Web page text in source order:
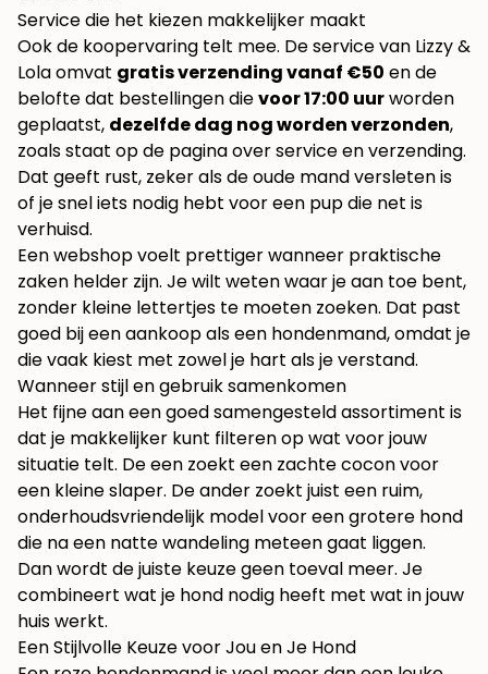
Service die het kiezen makkelijker maakt
Ook de koopervaring telt mee. De service van Lizzy &
Lola omvat gratis verzending vanaf €50 en de
belofte dat bestellingen dievoor 17:00 uurworden
geplaatst, dezelfde dag nog worden verzonden,
zoals staat op de pagina overservice en verzending.
Dat geeft rust, zeker als de oude mand versleten is
of je snel iets nodig hebt voor een pup die net is
verhuisd.
Een webshop voelt prettiger wanneer praktische
zaken helder zijn. Je wilt weten waar je aan toe bent,
zonder kleine lettertjes te moeten zoeken. Dat past
goed bij een aankoop als een hondenmand, omdat je
die vaak kiest met zowel je hart als je verstand.
Wanneer stijl en gebruik samenkomen
Het fijne aan een goed samengesteld assortiment is
dat je makkelijker kunt filteren op wat voor jouw
situatie telt. De een zoekt een zachte cocon voor
een kleine slaper. De ander zoekt juist een ruim,
onderhoudsvriendelijk model voor een grotere hond
die na een natte wandeling meteen gaat liggen.
Dan wordt de juiste keuze geen toeval meer. Je
combineert wat je hond nodig heeft met wat in jouw
huis werkt.
Een Stijlvolle Keuze voor Jou en Je Hond